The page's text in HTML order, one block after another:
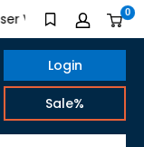
Versand ab 100€0
Login
Sale%